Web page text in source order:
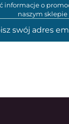
informacje o
naszym sklepie